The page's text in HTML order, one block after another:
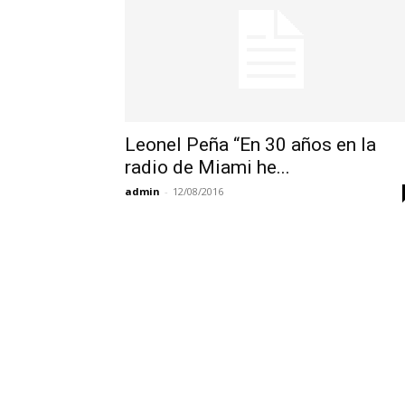
Leonel Peña “En 30 años en la
radio de Miami he...
admin - 12/08/2016